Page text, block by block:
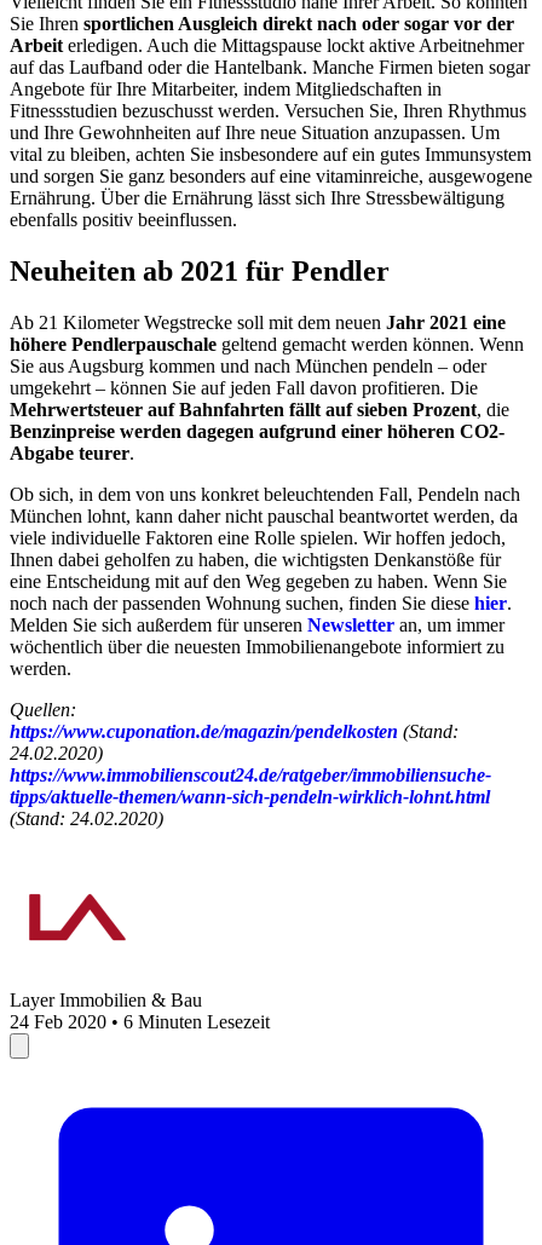
Sie Ihren sportlichen Ausgleich direkt nach oder sogar vor der
Arbeit erledigen. Auch die Mittagspause lockt aktive Arbeitnehmer
auf das Laufband oder die Hantelbank. Manche Firmen bieten sogar
Angebote für Ihre Mitarbeiter, indem Mitgliedschaften in
Fitnessstudien bezuschusst werden. Versuchen Sie, Ihren Rhythmus
und Ihre Gewohnheiten auf Ihre neue Situation anzupassen. Um
vital zu bleiben, achten Sie insbesondere auf ein gutes Immunsystem
und sorgen Sie ganz besonders auf eine vitaminreiche, ausgewogene
Ernährung. Über die Ernährung lässt sich Ihre Stressbewältigung
ebenfalls positiv beeinflussen.
Neuheiten ab 2021 für Pendler
Ab 21 Kilometer Wegstrecke soll mit dem neuen Jahr 2021 eine
höhere Pendlerpauschale geltend gemacht werden können. Wenn
Sie aus Augsburg kommen und nach München pendeln – oder
umgekehrt – können Sie auf jeden Fall davon profitieren. Die
Mehrwertsteuer auf Bahnfahrten fällt auf sieben Prozent, die
Benzinpreise werden dagegen aufgrund einer höheren CO2-
Abgabe teurer.
Ob sich, in dem von uns konkret beleuchtenden Fall, Pendeln nach
München lohnt, kann daher nicht pauschal beantwortet werden, da
viele individuelle Faktoren eine Rolle spielen. Wir hoffen jedoch,
Ihnen dabei geholfen zu haben, die wichtigsten Denkanstöße für
eine Entscheidung mit auf den Weg gegeben zu haben. Wenn Sie
noch nach der passenden Wohnung suchen, finden Sie diese hier.
Melden Sie sich außerdem für unseren Newsletter an, um immer
wöchentlich über die neuesten Immobilienangebote informiert zu
werden.
Quellen:
https://www.cuponation.de/magazin/pendelkosten (Stand:
24.02.2020)
https://www.immobilienscout24.de/ratgeber/immobiliensuche-
tipps/aktuelle-themen/wann-sich-pendeln-wirklich-lohnt.html
(Stand: 24.02.2020)
Layer Immobilien & Bau
24 Feb 2020 • 6 Minuten Lesezeit